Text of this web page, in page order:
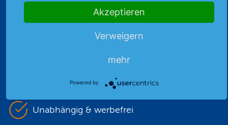
Premiumpartner
Unabhängig & werbefrei
Akzeptieren
Verweigern
mehr
Powered by